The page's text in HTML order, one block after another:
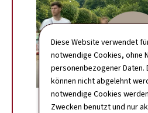
Diese Website verwendet
notwendige Cookies, ohne
personenbezogener Daten.
können nicht abgelehnt
notwendige Cookies
Zwecken benutzt und nur